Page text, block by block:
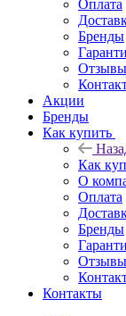
Оплата
Бренды
Отзывы
Акции
Бренды
Как купить
Как
О
Оплата
Бренды
Отзывы
Контакты